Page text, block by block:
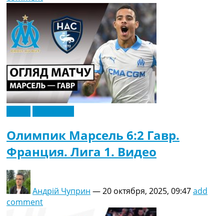
Олимпик Марсель 6:2 Гавр.
Франция. Лига 1. Видео
Андрій Чуприн —20 октября, 2025, 09:47add
comment